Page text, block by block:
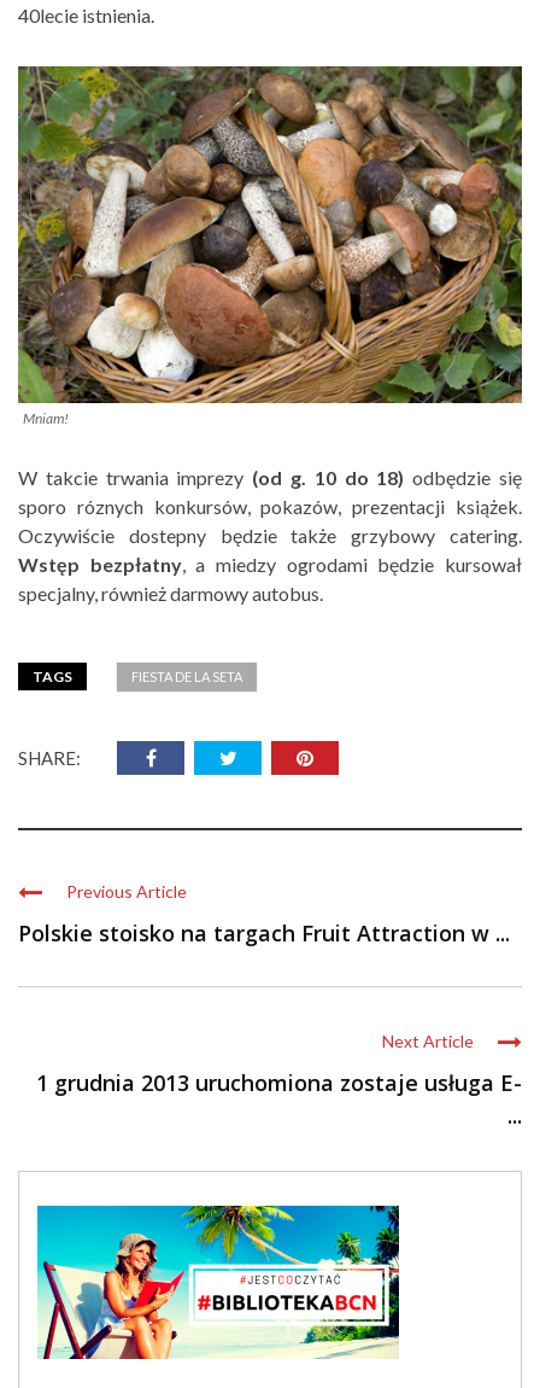
40lecie istnienia.
Mniam!
W takcie trwania imprezy (od g. 10 do 18) odbędzie się
sporo róznych konkursów, pokazów, prezentacji książek.
Oczywiście dostepny będzie także grzybowy catering.
Wstęp bezpłatny, a miedzy ogrodami będzie kursował
specjalny, również darmowy autobus.
TAGS FIESTA DE LA SETA
SHARE:
Previous Article
Polskie stoisko na targach Fruit Attraction w ...
Next Article
1 grudnia 2013 uruchomiona zostaje usługa E-
...